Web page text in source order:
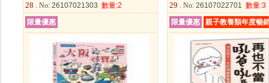
28 . No: 26107021303 數量:2
限量優惠
29 . No: 26107022701 數量:3
限量優惠
親子教養類年度暢